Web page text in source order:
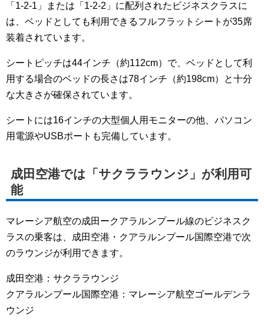
「1-2-1」または「1-2-2」に配列されたビジネスクラスに
は、ベッドとしても利用できるフルフラットシートが35席
装着されています。
シートピッチは44インチ（約112cm）で、ベッドとして利
用する場合のベッドの長さは78インチ（約198cm）と十分
な大きさが確保されています。
シートには16インチの大型個人用モニターの他、パソコン
用電源やUSBポートも完備しています。
成田空港では「サクララウンジ」が利用可
能
マレーシア航空の成田ークアラルンプール線のビジネスク
ラスの乗客は、成田空港・クアラルンプール国際空港で次
のラウンジが利用できます。
成田空港：サクララウンジ
クアラルンプール国際空港：マレーシア航空ゴールデンラ
ウンジ